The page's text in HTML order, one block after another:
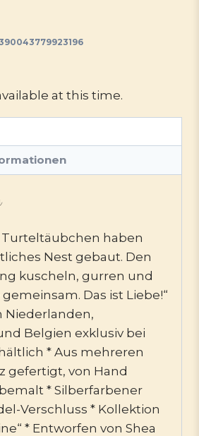
at this time.
Turteltäubchen haben
Nest gebaut. Den
kuscheln, gurren und
Das ist Liebe!“
Niederlanden,
Belgien exklusiv bei
* Aus mehreren
gefertigt, von Hand
* Silberfarbener
Verschluss * Kollektion
* Entworfen von Shea